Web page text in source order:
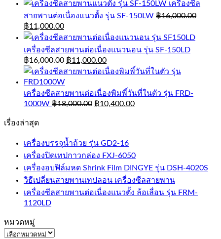
เครื่องซีล
สายพานต่อเนื่องแนวตั้ง รุ่น SF-150LW ฿16,000.00
฿11,000.00
เครื่องซีลสายพานต่อเนื่องแนวนอน รุ่น SF-150LD
฿16,000.00 ฿11,000.00
เครื่องซีลสายพานต่อเนื่องพิมพิ์วันที่ในตัว รุ่น FRD-
1000W ฿18,000.00 ฿10,400.00
เรื่องล่าสุด
เครื่องบรรจุน้ำถ้วย รุ่น GD2-16
เครื่องปิดเทปกาวกล่อง FXJ-6050
เครื่องอบฟิล์มหด Shrink Film DINGYE รุ่น DSH-4020S
วิธีเปลี่ยนสายพานเทปลอน เครื่องซีลสายพาน
เครื่องซีลสายพานต่อเนื่องแนวตั้ง ล้อเลื่อน รุ่น FRM-
1120LD
หมวดหมู่
หมวด